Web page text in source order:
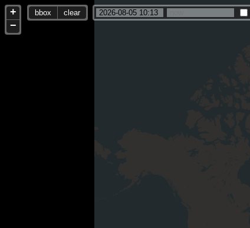
+
−
bbox clear